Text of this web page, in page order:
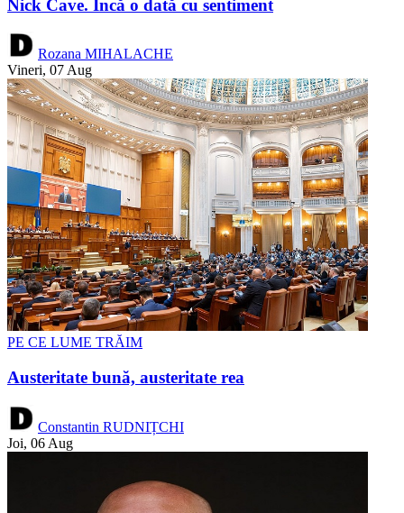
Nick Cave. Încă o dată cu sentiment
Rozana MIHALACHE
Vineri, 07 Aug
PE CE LUME TRĂIM
Austeritate bună, austeritate rea
Constantin RUDNIȚCHI
Joi, 06 Aug